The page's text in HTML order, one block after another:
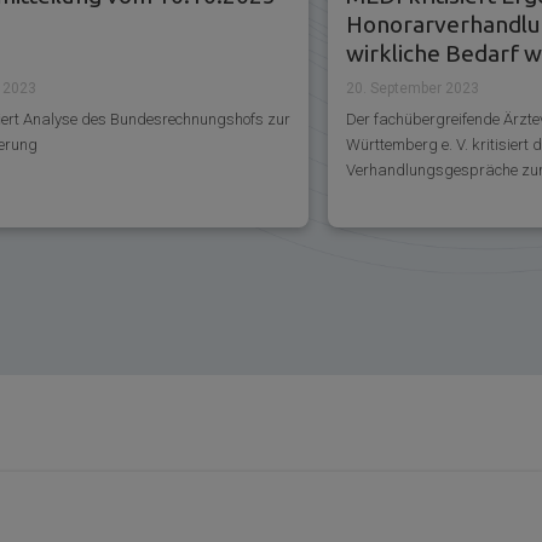
2023
Analyse des Bundesrechnungshofs zur
wirkliche Bedarf
berücksichtigt“
20. September 2023
Der fachübergreifende
Württemberg e. V. kritisiert
Verhandlungsgespräche